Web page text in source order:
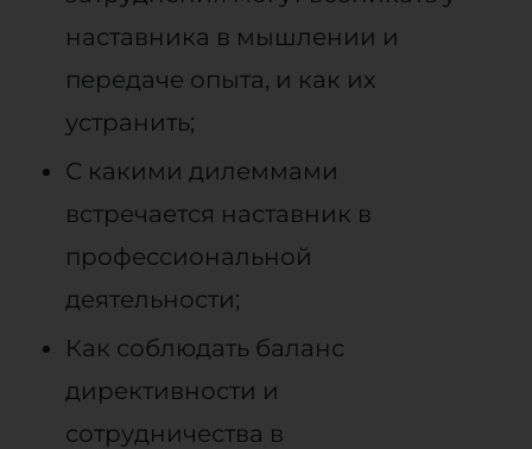
наставника в мышлении и
передаче опыта, и как их
устранить;
С какими дилеммами
встречается наставник в
профессиональной
деятельности;
Как соблюдать баланс
директивности и
сотрудничества в